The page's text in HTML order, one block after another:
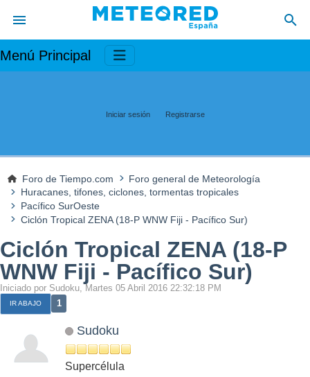
Menú Principal
Iniciar sesión Registrarse
Foro de Tiempo.com
Foro general de Meteorología
Huracanes, tifones, ciclones, tormentas tropicales
Pacífico SurOeste
Ciclón Tropical ZENA (18-P WNW Fiji - Pacífico Sur)
Ciclón Tropical ZENA (18-P
WNW Fiji - Pacífico Sur)
Iniciado por Sudoku, Martes 05 Abril 2016 22:32:18 PM
IR ABAJO 1
Sudoku
Supercélula